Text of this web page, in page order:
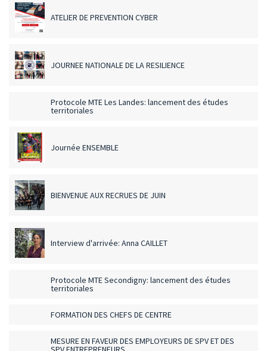
ATELIER DE PREVENTION CYBER
JOURNEE NATIONALE DE LA RESILIENCE
Protocole MTE Les Landes: lancement des études
territoriales
Journée ENSEMBLE
BIENVENUE AUX RECRUES DE JUIN
Interview d'arrivée: Anna CAILLET
Protocole MTE Secondigny: lancement des études
territoriales
FORMATION DES CHEFS DE CENTRE
MESURE EN FAVEUR DES EMPLOYEURS DE SPV ET DES